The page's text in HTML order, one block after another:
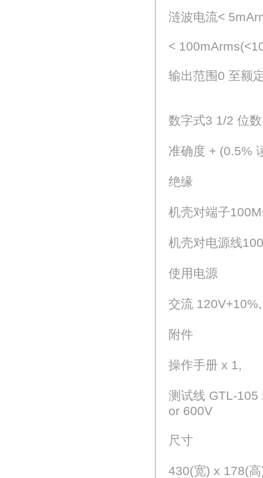
涟波电流<
<
输出范围0 至额
数字式3 1/2 位
准确度 + (0.5%
绝缘
机壳对端子
机壳对电源线
使用电源
交流
附件
操作手册 x 1,
测试线 GTL-105
or 600V
尺寸
430(宽) x 178(